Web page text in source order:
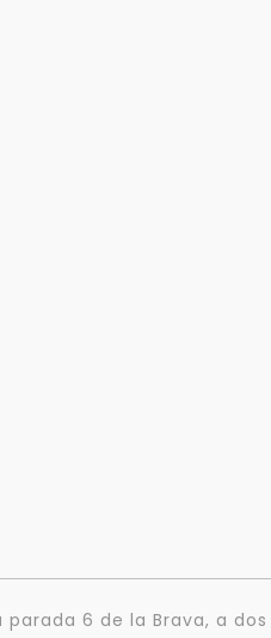
6 de la Brava, a